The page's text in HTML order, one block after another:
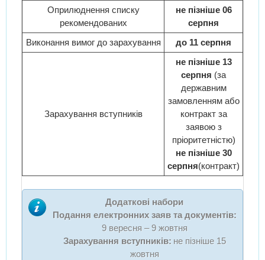
Оприлюднення списку
рекомендованих
не пізніше 06
серпня
Виконання вимог до зарахування
до 11 серпня
Зарахування вступників
не пізніше 13
серпня (за
державним
замовленням або
контракт за
заявою з
пріоритетністю)
не пізніше 30
серпня(контракт)
Додаткові набори
Подання електронних заяв та документів:
9 вересня – 9 жовтня
Зарахування вступників: не пізніше 15
жовтня